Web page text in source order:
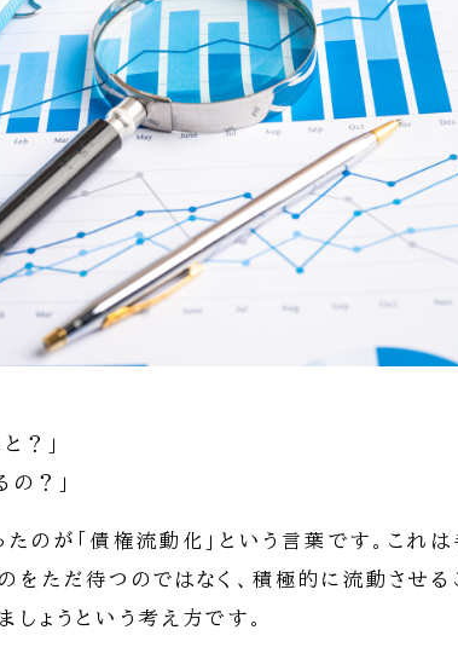
？」
の？」
のが「債権流動化」という言葉です。これは
をただ待つのではなく、積極的に流動させる
しょうという考え方です。